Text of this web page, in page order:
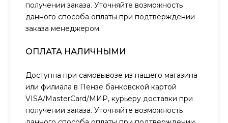
получении заказа. Уточняйте возможность
данного способа оплаты при подтверждении
заказа менеджером.
ОПЛАТА НАЛИЧНЫМИ
Доступна при самовывозе из нашего магазина
или филиала в Пензе банковской картой
VISA/MasterCard/МИР, курьеру доставки при
получении заказа. Уточняйте возможность